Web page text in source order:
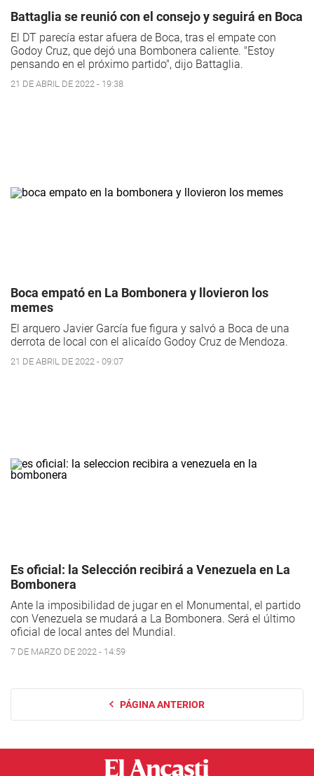
Battaglia se reunió con el consejo y seguirá en Boca
El DT parecía estar afuera de Boca, tras el empate con
Godoy Cruz, que dejó una Bombonera caliente. "Estoy
pensando en el próximo partido", dijo Battaglia.
21 DE ABRIL DE 2022 - 19:38
Boca empató en La Bombonera y llovieron los
memes
El arquero Javier García fue figura y salvó a Boca de una
derrota de local con el alicaído Godoy Cruz de Mendoza.
21 DE ABRIL DE 2022 - 09:07
Es oficial: la Selección recibirá a Venezuela en La
Bombonera
Ante la imposibilidad de jugar en el Monumental, el partido
con Venezuela se mudará a La Bombonera. Será el último
oficial de local antes del Mundial.
7 DE MARZO DE 2022 - 14:59
PÁGINA ANTERIOR